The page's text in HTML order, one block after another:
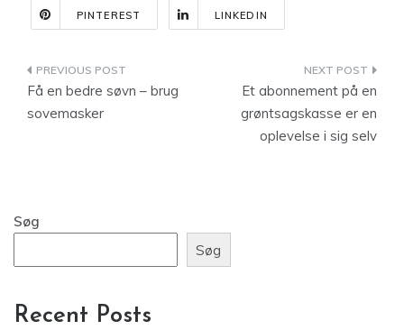
PINTEREST LINKEDIN
Indlægsnavigation
Få en bedre søvn – brug
sovemasker
Et abonnement på en
grøntsagskasse er en
oplevelse i sig selv
Søg
Søg
Recent Posts